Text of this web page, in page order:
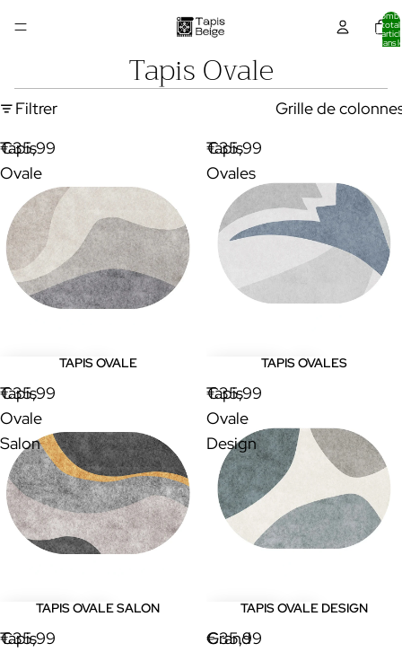
total
dans
Tapis Ovale
Filtrer
Grille de
Tapis
Ovale
€35,99
TAPIS OVALE
Tapis
Ovales
€35,99
TAPIS OVALES
Tapis
Ovale
Salon
€35,99
TAPIS OVALE SALON
Tapis
Ovale
Design
€35,99
TAPIS OVALE DESIGN
Tapis
€35,99
Grand
€35,99